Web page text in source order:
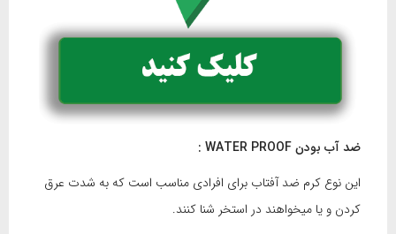
ضد آب بودن WATER PROOF
:
این نوع کرم ضد آفتاب برای افرادی مناسب است که به شدت عرق
کردن و یا میخواهند در استخر شنا کنند.